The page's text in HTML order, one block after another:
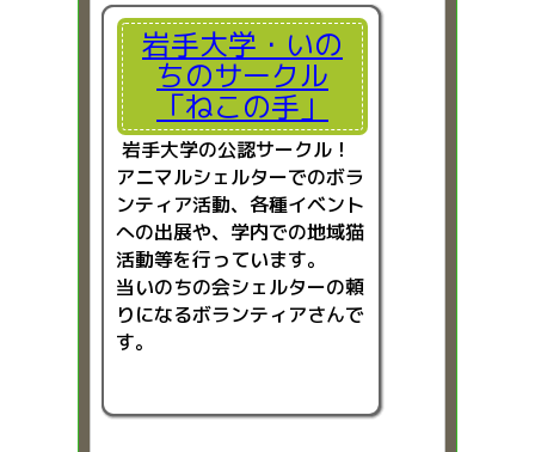
岩手大学・いの
ちのサークル
「ねこの手」
岩手大学の公認サークル！
アニマルシェルターでのボラ
ンティア活動、各種イベント
への出展や、学内での地域猫
活動等を行っています。
当いのちの会シェルターの頼
りになるボランティアさんで
す。